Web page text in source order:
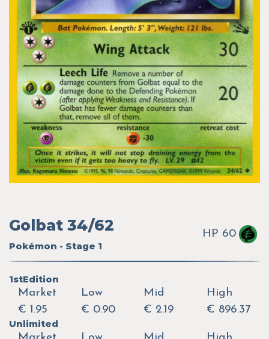
Golbat 34/62
Pokémon - Stage 1
HP 60
1stEdition
Market
€ 1.95
Low
€ 0.90
Mid
€ 2.19
High
€ 896.37
Unlimited